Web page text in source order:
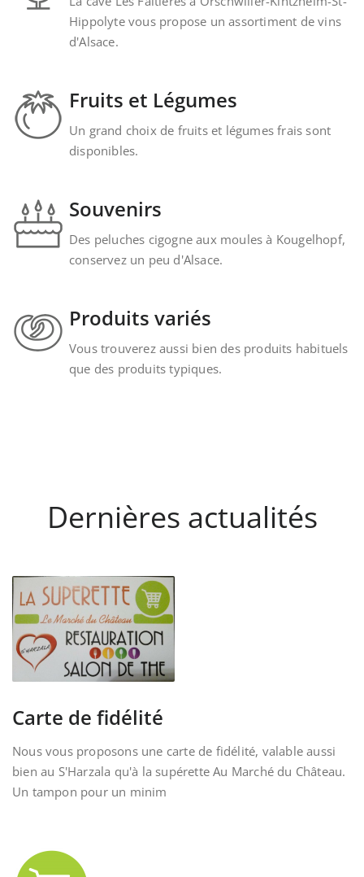
Hippolyte vous propose un assortiment de vins
d'Alsace.
Fruits et Légumes
Un grand choix de fruits et légumes frais sont
disponibles.
Souvenirs
Des peluches cigogne aux moules à Kougelhopf,
conservez un peu d'Alsace.
Produits variés
Vous trouverez aussi bien des produits habituels
que des produits typiques.
Dernières actualités
Carte de fidélité
Nous vous proposons une carte de fidélité, valable aussi
bien au S'Harzala qu'à la supérette Au Marché du Château.
Un tampon pour un minim